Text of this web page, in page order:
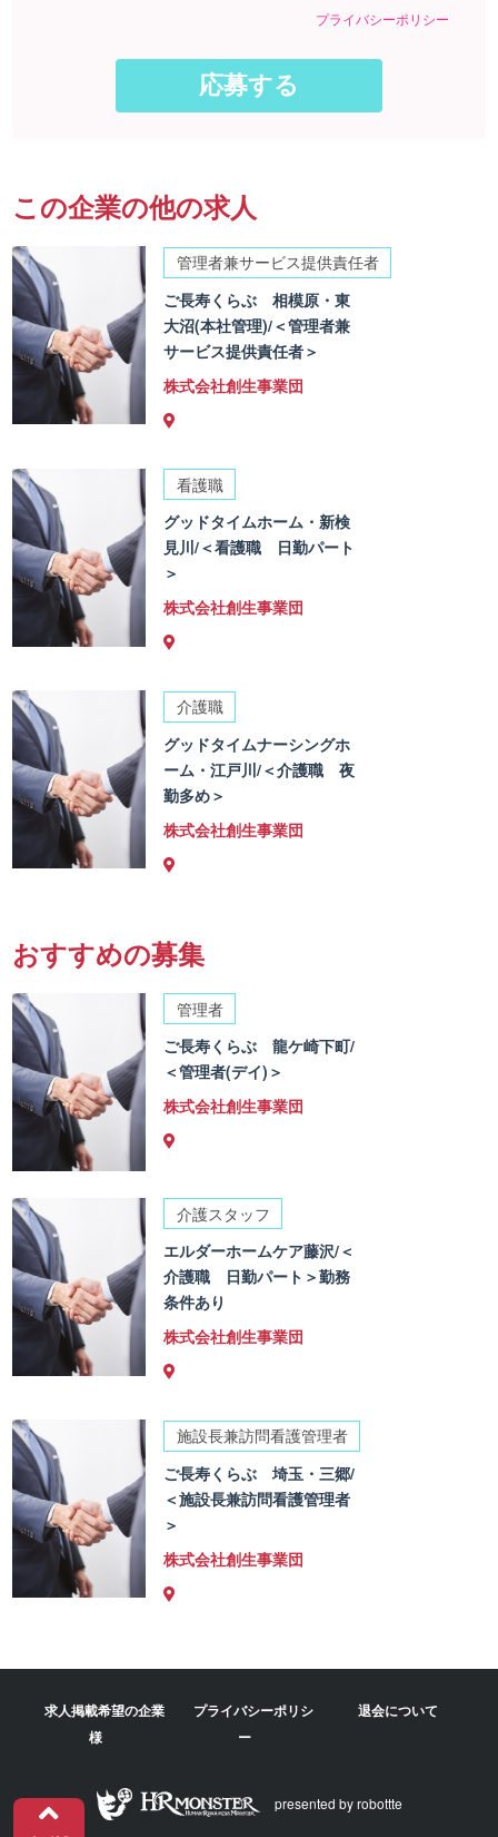
プライバシーポリシー
この企業の他の求人
管理者兼サービス提供責任者
ご長寿くらぶ 相模原・東
大沼(本社管理)/＜管理者兼
サービス提供責任者＞
株式会社創生事業団
看護職
グッドタイムホーム・新検
見川/＜看護職 日勤パート
＞
株式会社創生事業団
介護職
グッドタイムナーシングホ
ーム・江戸川/＜介護職 夜
勤多め＞
株式会社創生事業団
おすすめの募集
管理者
ご長寿くらぶ 龍ケ崎下町/
＜管理者(デイ)＞
株式会社創生事業団
介護スタッフ
エルダーホームケア藤沢/＜
介護職 日勤パート＞勤務
条件あり
株式会社創生事業団
施設長兼訪問看護管理者
ご長寿くらぶ 埼玉・三郷/
＜施設長兼訪問看護管理者
＞
株式会社創生事業団
求人掲載希望の企業
様
プライバシーポリシ
ー
退会について
presented by robottte